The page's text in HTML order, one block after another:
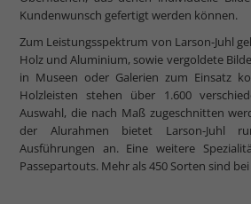
Kundenwunsch gefertigt werden können.
Zum Leistungsspektrum von Larson-Juhl
Holz und Aluminium, sowie vergoldete
in Museen oder Galerien zum Einsatz
Holzleisten stehen über 1.600
Auswahl, die nach Maß zugeschnitten
der Alurahmen bietet Larson-Juhl
Ausführungen an. Eine weitere
Passepartouts. Mehr als 450 Sorten sind